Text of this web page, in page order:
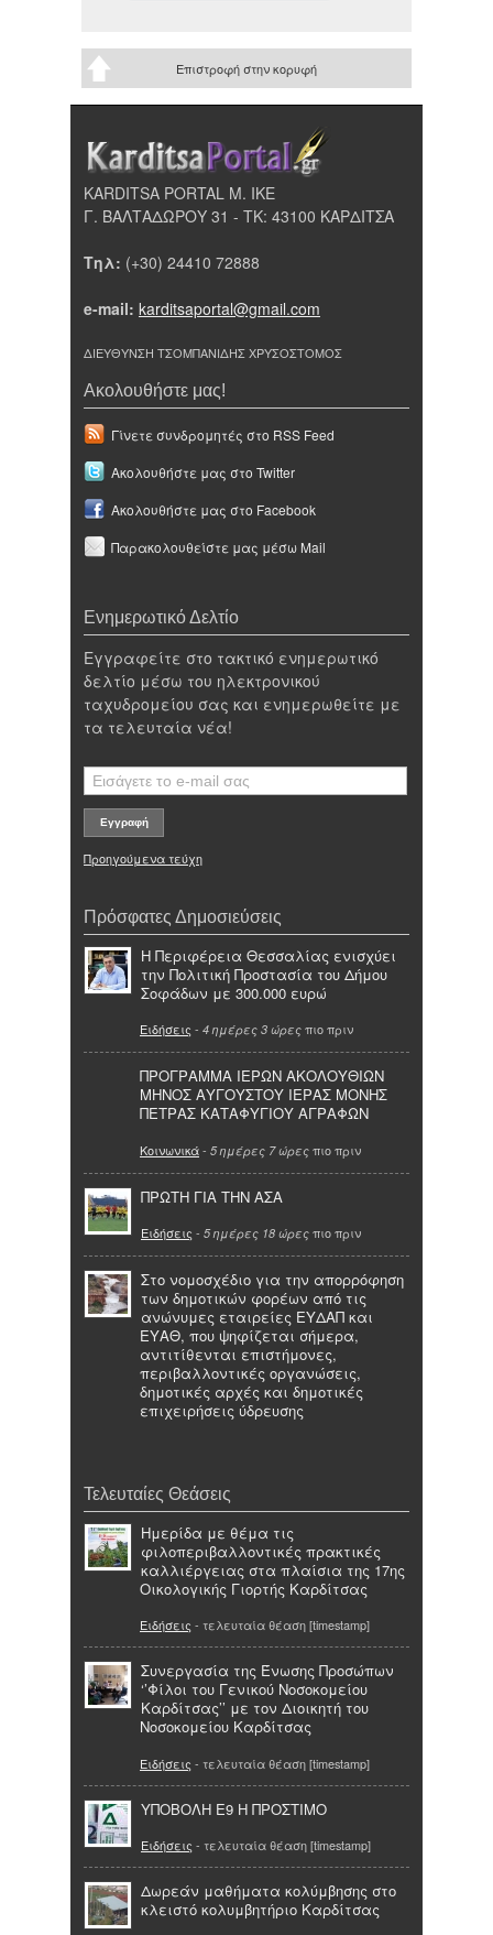
Επιστροφή στην κορυφή
KARDITSA PORTAL Μ. ΙΚΕ
Γ. ΒΑΛΤΑΔΩΡΟΥ 31 - ΤΚ: 43100 ΚΑΡΔΙΤΣΑ
Τηλ: (+30) 24410 72888
e-mail: karditsaportal@gmail.com
ΔΙΕΥΘΥΝΣΗ ΤΣΟΜΠΑΝΙΔΗΣ ΧΡΥΣΟΣΤΟΜΟΣ
Ακολουθήστε μας!
Γίνετε συνδρομητές στο RSS Feed
Ακολουθήστε μας στο Twitter
Ακολουθήστε μας στο Facebook
Παρακολουθείστε μας μέσω Mail
Ενημερωτικό Δελτίο
Εγγραφείτε στο τακτικό ενημερωτικό
δελτίο μέσω του ηλεκτρονικού
ταχυδρομείου σας και ενημερωθείτε με
τα τελευταία νέα!
Προηγούμενα τεύχη
Πρόσφατες Δημοσιεύσεις
Η Περιφέρεια Θεσσαλίας ενισχύει
την Πολιτική Προστασία του Δήμου
Σοφάδων με 300.000 ευρώ
Ειδήσεις - 4 ημέρες 3 ώρες πιο πριν
ΠΡΟΓΡΑΜΜΑ ΙΕΡΩΝ ΑΚΟΛΟΥΘΙΩΝ
ΜΗΝΟΣ ΑΥΓΟΥΣΤΟΥ ΙΕΡΑΣ ΜΟΝΗΣ
ΠΕΤΡΑΣ ΚΑΤΑΦΥΓΙΟΥ ΑΓΡΑΦΩΝ
Κοινωνικά- 5 ημέρες 7 ώρες πιο πριν
ΠΡΩΤΗ ΓΙΑ ΤΗΝ ΑΣΑ
Ειδήσεις - 5 ημέρες 18 ώρες πιο πριν
Στο νομοσχέδιο για την απορρόφηση
των δημοτικών φορέων από τις
ανώνυμες εταιρείες ΕΥΔΑΠ και
ΕΥΑΘ, που ψηφίζεται σήμερα,
αντιτίθενται επιστήμονες,
περιβαλλοντικές οργανώσεις,
δημοτικές αρχές και δημοτικές
επιχειρήσεις ύδρευσης
Τελευταίες Θεάσεις
Ημερίδα με θέμα τις
φιλοπεριβαλλοντικές πρακτικές
καλλιέργειας στα πλαίσια της 17ης
Οικολογικής Γιορτής Καρδίτσας
Ειδήσεις - τελευταία θέαση [timestamp]
Συνεργασία της Ένωσης Προσώπων
‘’Φίλοι του Γενικού Νοσοκομείου
Καρδίτσας’’ με τον Διοικητή του
Νοσοκομείου Καρδίτσας
Ειδήσεις - τελευταία θέαση [timestamp]
ΥΠΟΒΟΛΗ Ε9 Η ΠΡΟΣΤΙΜΟ
Ειδήσεις - τελευταία θέαση [timestamp]
Δωρεάν μαθήματα κολύμβησης στο
κλειστό κολυμβητήριο Καρδίτσας